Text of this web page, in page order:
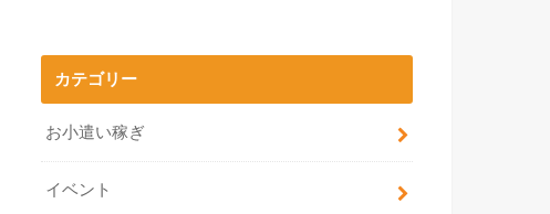
カテゴリー
お小遣い稼ぎ
イベント